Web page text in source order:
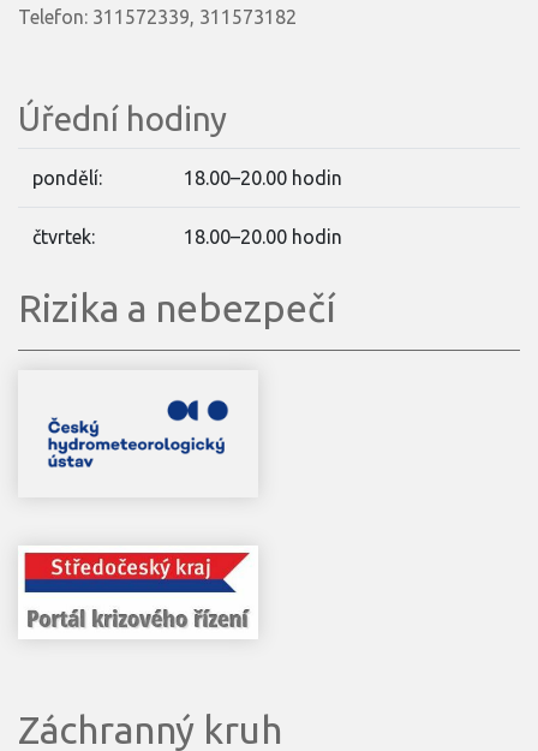
Telefon: 311572339, 311573182
Úřední hodiny
pondělí: 18.00–20.00 hodin
čtvrtek: 18.00–20.00 hodin
Rizika a nebezpečí
Záchranný kruh